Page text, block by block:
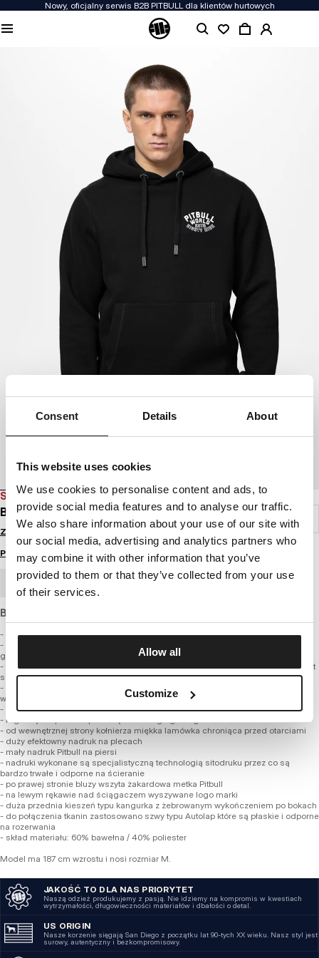
Consent Details About
This website uses cookies
We use cookies to personalise content and ads, to
provide social media features and to analyse our traffic.
We also share information about your use of our site with
our social media, advertising and analytics partners who
may combine it with other information that you’ve
provided to them or that they’ve collected from your use
of their services.
Allow all
Customize
Nowy, oficjalny serwis B2B PITBULL dla klientów hurtowych
SALE
BLUZA Z KAPTUREM HERO
Zaloguj się by zobaczyć ceny
Przewodnik po rozmiarach
ZAMÓWIENIE HURTOWE
Bluza o standardowym kroju, z grubej miękkiej bawełny.
- klasyczny regularny fason
- wykonana z grubej wysokogatunkowej dzianiny Terry Brushed Fleece o
gramaturze 400 g/m2
- tkanina na zewnątrz posiada bardzo drobny splot, a od wewnętrznej strony jest
szczotkowana i przyjemna w dotyku
- dzięki zastosowaniu syntetycznych włókien bluza zachowuje swój fason po
wielu praniach
- wzmocnione mocne żebrowane ściągacze na rękawach oraz u dołu bluzy
- regulacja kaptura za pomocą szerokiego grubego sznurka
- od wewnętrznej strony kołnierza miękka lamówka chroniąca przed otarciami
- duży efektowny nadruk na plecach
- mały nadruk Pitbull na piersi
- nadruki wykonane są specjalistyczną technologią sitodruku przez co są
bardzo trwałe i odporne na ścieranie
- po prawej stronie bluzy wszyta żakardowa metka Pitbull
- na lewym rękawie nad ściągaczem wyszywane logo marki
- duża przednia kieszeń typu kangurka z żebrowanym wykończeniem po bokach
- do połączenia tkanin zastosowano szwy typu Autolap które są płaskie i odporne
na rozerwania
- skład materiału: 60% bawełna / 40% poliester
Model ma 187 cm wzrostu i nosi rozmiar M.
JAKOŚĆ TO DLA NAS PRIORYTET
Naszą odzież produkujemy z pasją. Nie idziemy na kompromis w kwestiach
wytrzymałości, długowieczności materiałów i dbałości o detal.
US ORIGIN
Nasze korzenie sięgają San Diego z początku lat 90-tych XX wieku. Nasz styl jest
surowy, autentyczny i bezkompromisowy.